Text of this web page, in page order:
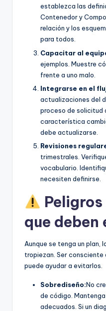
establezca las
Contenedor y
relación y los
para todos.
Capacitar al
ejemplos. Muestre
frente a uno malo.
Integrarse en el
actualizaciones del
proceso de solicitud
característica
debe actualizarse.
Revisiones
trimestrales.
vocabulario.
necesiten definirse.
que deben
Aunque se tenga un plan,
tropiezan. Ser consciente
puede ayudar a evitarlos.
Sobrediseño:No
de código.
adecuados. Si un